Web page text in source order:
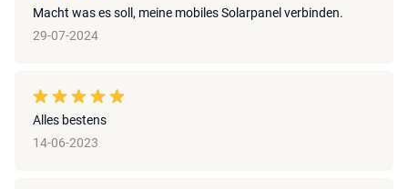
Macht was es soll, meine mobiles Solarpanel verbinden.
29-07-2024
Alles bestens
14-06-2023